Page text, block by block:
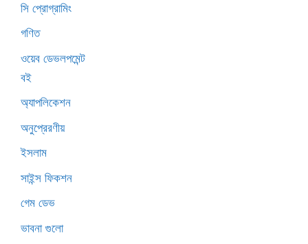
সি প্রোগ্রামিং
গণিত
ওয়েব ডেভলপমেন্ট
বই
অ্যাপলিকেশন
অনুপ্রেরণীয়
ইসলাম
সাইন্স ফিকশন
গেম ডেভ
ভাবনা গুলো